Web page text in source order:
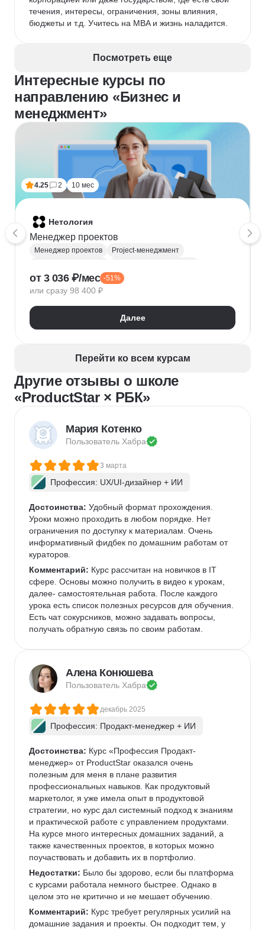
течения, интересы, ограничения, зоны влияния,
бюджеты и т.д. Учитесь на MBA и жизнь наладится.
Посмотреть еще
Интересные курсы по
направлению «Бизнес и
менеджмент»
4.25 2 10 мес
Нетология
Менеджер проектов
Менеджер проектов
Project-менеджмент
Нейронные сети
Управление рисками
Kanban
Scrum
Управление проектами
Тайм-менеджмент
Управление удаленной командой
от 3 036 ₽/мес -51%
или сразу 98 400 ₽
Далее
Перейти ко всем курсам
Другие отзывы о школе
«ProductStar × РБК»
Мария Котенко
Пользователь Хабра
3 марта
Профессия: UX/UI-дизайнер + ИИ
Достоинства: Удобный формат прохождения.
Уроки можно проходить в любом порядке. Нет
ограничения по доступку к материалам. Очень
информативный фидбек по домашним работам от
кураторов.
Комментарий: Курс рассчитан на новичков в IT
сфере. Основы можно получить в видео к урокам,
далее- самостоятельная работа. После каждого
урока есть список полезных ресурсов для обучения.
Есть чат сокурсников, можно задавать вопросы,
получать обратную связь по своим работам.
Алена Конюшева
Пользователь Хабра
декабрь 2025
Профессия: Продакт-менеджер + ИИ
Достоинства: Курс «Профессия Продакт-
менеджер» от ProductStar оказался очень
полезным для меня в плане развития
профессиональных навыков. Как продуктовый
маркетолог, я уже имела опыт в продуктовой
стратегии, но курс дал системный подход к знаниям
и практической работе с управлением продуктами.
На курсе много интересных домашних заданий, а
также качественных проектов, в которых можно
поучаствовать и добавить их в портфолио.
Недостатки: Было бы здорово, если бы платформа
с курсами работала немного быстрее. Однако в
целом это не критично и не мешает обучению.
Комментарий: Курс требует регулярных усилий на
домашние задания и проекты. Он подходит тем, у